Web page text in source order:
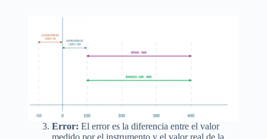
Error:El error es la diferencia entre el valor